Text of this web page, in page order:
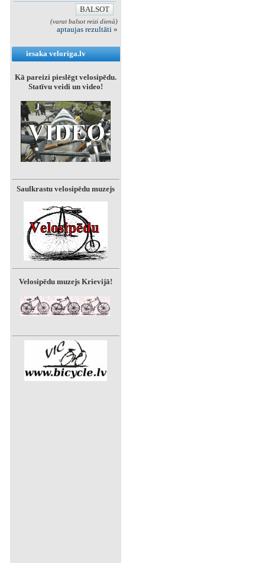
(varat balsot reizi dienā)
aptaujas rezultāti »
iesaka veloriga.lv
Kā pareizi pieslēgt velosipēdu.
Statīvu veidi un video!
Saulkrastu velosipēdu muzejs
Velosipēdu muzejs Krievijā!